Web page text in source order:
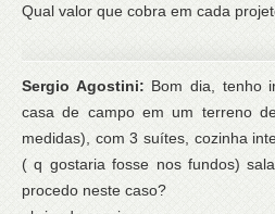
Qual valor que cobra em cada
Sergio Agostini: Bom dia, tenho
casa de campo em um terreno
medidas), com 3 suítes, cozinha
( q gostaria fosse nos fundos)
procedo neste caso?